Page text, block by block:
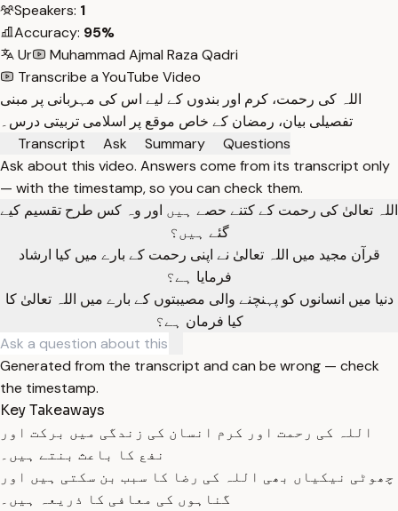
Speakers: 1
Accuracy: 95%
Ur
Muhammad Ajmal Raza Qadri
Transcribe a YouTube Video
اللہ کی رحمت، کرم اور بندوں کے لیے اس کی مہربانی پر مبنی
تفصیلی بیان، رمضان کے خاص موقع پر اسلامی تربیتی درس۔
Transcript
Ask Summary
Questions
Ask about this video. Answers come from its transcript only
— with the timestamp, so you can check them.
اللہ تعالیٰ کی رحمت کے کتنے حصے ہیں اور وہ کس طرح تقسیم کیے
گئے ہیں؟
قرآن مجید میں اللہ تعالیٰ نے اپنی رحمت کے بارے میں کیا ارشاد
فرمایا ہے؟
دنیا میں انسانوں کو پہنچنے والی مصیبتوں کے بارے میں اللہ تعالیٰ کا
کیا فرمان ہے؟
Generated from the transcript and can be wrong — check
the timestamp.
Key Takeaways
اللہ کی رحمت اور کرم انسان کی زندگی میں برکت اور
نفع کا باعث بنتے ہیں۔
چھوٹی نیکیاں بھی اللہ کی رضا کا سبب بن سکتی ہیں اور
گناہوں کی معافی کا ذریعہ ہیں۔